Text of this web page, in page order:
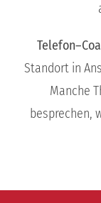
Standort in
Manche
besprechen,